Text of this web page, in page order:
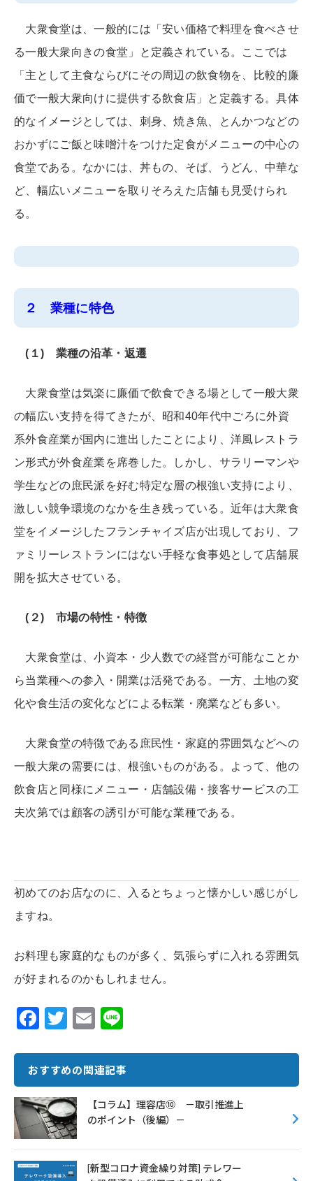
大衆食堂は、一般的には「安い価格で料理を食べさせ
る一般大衆向きの食堂」と定義されている。ここでは
「主として主食ならびにその周辺の飲食物を、比較的廉
価で一般大衆向けに提供する飲食店」と定義する。具体
的なイメージとしては、刺身、焼き魚、とんかつなどの
おかずにご飯と味噌汁をつけた定食がメニューの中心の
食堂である。なかには、丼もの、そば、うどん、中華な
ど、幅広いメニューを取りそろえた店舗も見受けられ
る。
２ 業種に特色
(１) 業種の沿革・返遷
大衆食堂は気楽に廉価で飲食できる場として一般大衆
の幅広い支持を得てきたが、昭和40年代中ごろに外資
系外食産業が国内に進出したことにより、洋風レストラ
ン形式が外食産業を席巻した。しかし、サラリーマンや
学生などの庶民派を好む特定な層の根強い支持により、
激しい競争環境のなかを生き残っている。近年は大衆食
堂をイメージしたフランチャイズ店が出現しており、フ
ァミリーレストランにはない手軽な食事処として店舗展
開を拡大させている。
(２) 市場の特性・特徴
大衆食堂は、小資本・少人数での経営が可能なことか
ら当業種への参入・開業は活発である。一方、土地の変
化や食生活の変化などによる転業・廃業なども多い。
大衆食堂の特徴である庶民性・家庭的雰囲気などへの
一般大衆の需要には、根強いものがある。よって、他の
飲食店と同様にメニュー・店舗設備・接客サービスの工
夫次第では顧客の誘引が可能な業種である。
初めてのお店なのに、入るとちょっと懐かしい感じがし
ますね。
お料理も家庭的なものが多く、気張らずに入れる雰囲気
が好まれるのかもしれません。
F
e
b
o
o
k
T
it
te
r
E
ai
l
e
おすすめの関連記事
【コラム】理容店⑩ －取引推進上
のポイント（後編）－
[新型コロナ資金繰り対策] テレワー